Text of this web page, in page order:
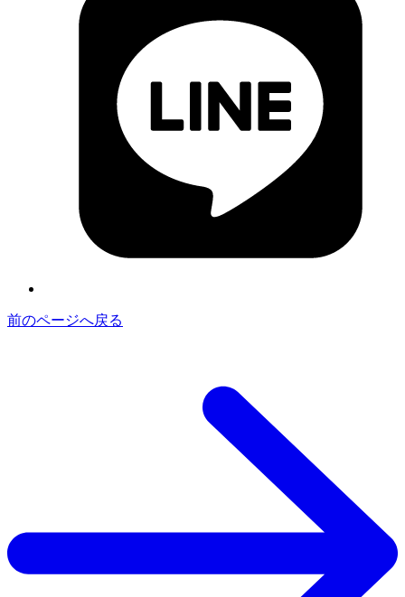
前のページへ戻る